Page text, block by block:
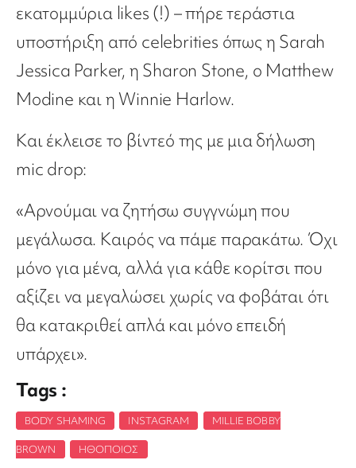
εκατομμύρια likes (!) – πήρε τεράστια
υποστήριξη από celebrities όπως η Sarah
Jessica Parker, η Sharon Stone, ο Matthew
Modine και η Winnie Harlow.
Και έκλεισε το βίντεό της με μια δήλωση
mic drop:
«Αρνούμαι να ζητήσω συγγνώμη που
μεγάλωσα. Καιρός να πάμε παρακάτω. Όχι
μόνο για μένα, αλλά για κάθε κορίτσι που
αξίζει να μεγαλώσει χωρίς να φοβάται ότι
θα κατακριθεί απλά και μόνο επειδή
υπάρχει».
Tags :
BODY SHAMING INSTAGRAM MILLIE BOBBY
BROWN ΗΘΟΠΟΙΌΣ